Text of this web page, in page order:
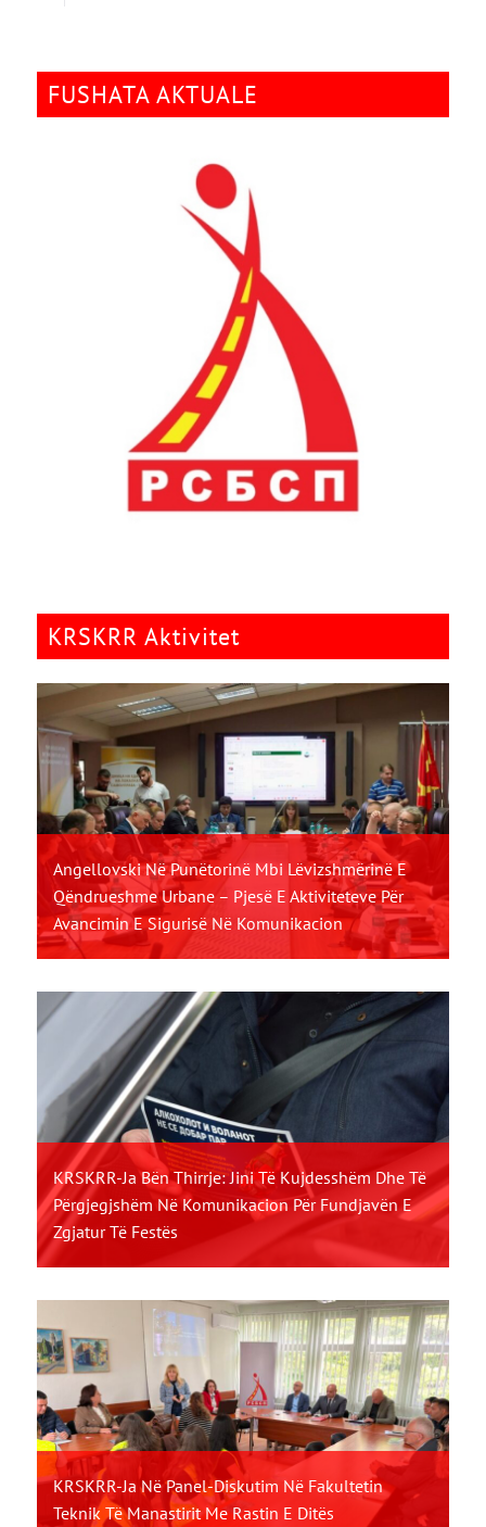
FUSHATA AKTUALE
KRSKRR Aktivitet
Angellovski Në Punëtorinë Mbi Lëvizshmërinë E
Qëndrueshme Urbane – Pjesë E Aktiviteteve Për
Avancimin E Sigurisë Në Komunikacion
KRSKRR-Ja Bën Thirrje: Jini Të Kujdesshëm Dhe Të
Përgjegjshëm Në Komunikacion Për Fundjavën E
Zgjatur Të Festës
KRSKRR-Ja Në Panel-Diskutim Në Fakultetin
Teknik Të Manastirit Me Rastin E Ditës